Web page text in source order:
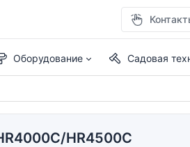
Оборудование Садовая
HR4500C